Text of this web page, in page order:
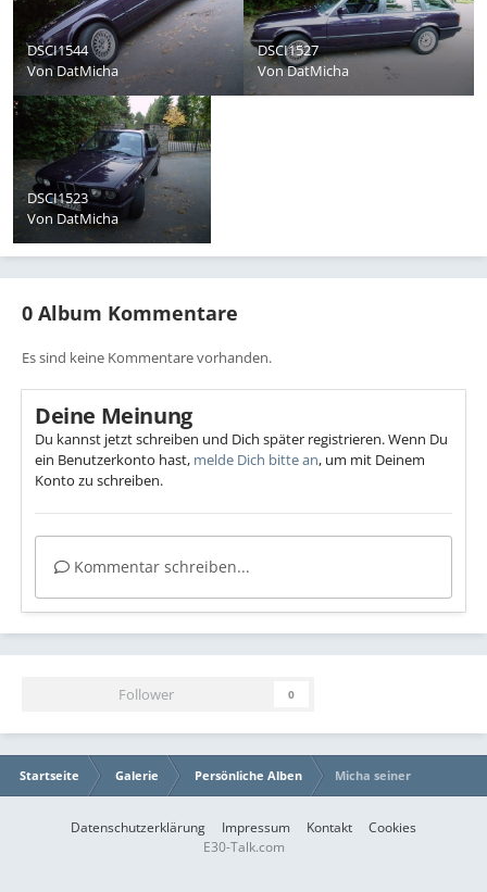
DSCI1544
VonDatMicha
DSCI1527
VonDatMicha
DSCI1523
VonDatMicha
0 Album Kommentare
Es sind keine Kommentare vorhanden.
Deine Meinung
Du kannst jetzt schreiben und Dich später registrieren. Wenn Du
ein Benutzerkonto hast, melde Dich bitte an, um mit Deinem
Konto zu schreiben.
Kommentar schreiben...
Follower 0
Startseite Galerie Persönliche Alben Micha seiner
Datenschutzerklärung Impressum Kontakt
Cookies
E30-Talk.com